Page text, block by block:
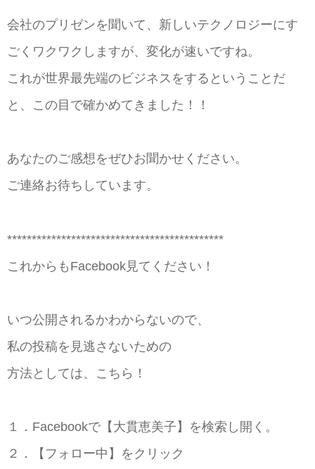
会社のプリゼンを聞いて、新しいテクノロジーにす
ごくワクワクしますが、変化が速いですね。
これが世界最先端のビジネスをするということだ
と、この目で確かめてきました！！
あなたのご感想をぜひお聞かせください。
ご連絡お待ちしています。
********************************************
これからもFacebook見てください！
いつ公開されるかわからないので、
私の投稿を見逃さないための
方法としては、こちら！
１．Facebookで【大貫恵美子】を検索し開く。
２．【フォロー中】をクリック